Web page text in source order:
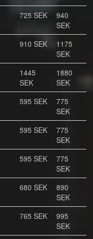
725 SEK
940
SEK
910 SEK
1175
SEK
1445
SEK
1880
SEK
595 SEK
775
SEK
595 SEK
775
SEK
595 SEK
775
SEK
680 SEK
890
SEK
765 SEK
995
SEK